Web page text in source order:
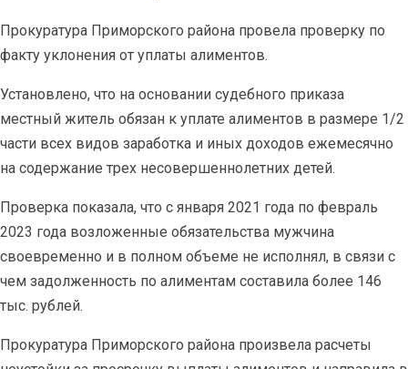
Прокуратура Приморского района провела проверку по
факту уклонения от уплаты алиментов.
Установлено, что на основании судебного приказа
местный житель обязан к уплате алиментов в размере 1/2
части всех видов заработка и иных доходов ежемесячно
на содержание трех несовершеннолетних детей.
Проверка показала, что с января 2021 года по февраль
2023 года возложенные обязательства мужчина
своевременно и в полном объеме не исполнял, в связи с
чем задолженность по алиментам составила более 146
тыс. рублей.
Прокуратура Приморского района произвела расчеты